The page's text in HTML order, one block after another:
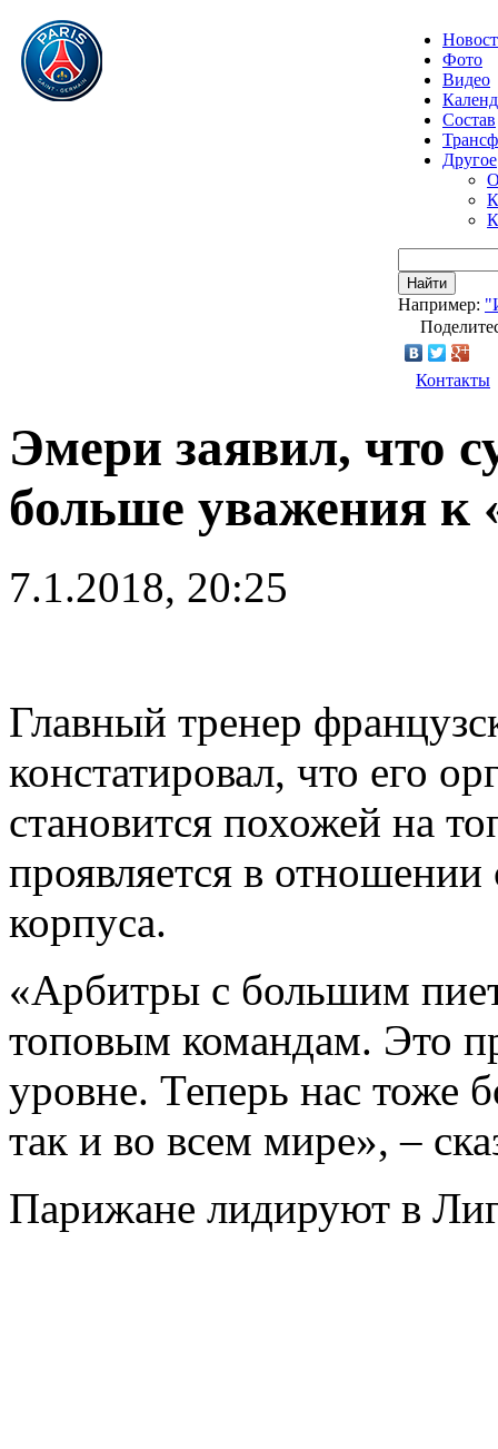
Фото
Видео
Состав
Другое
Найти
Например:
Контакты
Эмери заявил, что
больше уважения
7.1.2018, 20:25
Главный тренер
констатировал, что его
становится похожей на
проявляется в отношении
корпуса.
«Арбитры с большим
топовым командам. Это
уровне. Теперь нас тоже
так и во всем мире», –
Парижане лидируют в